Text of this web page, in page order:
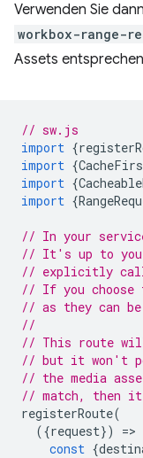
Verwenden Sie
workbox-range-
Assets
// sw.js
import {
import {
import {
import {
// In your
// It's up to you
// explicitly call
// If you choose
// as they can
//
// This route
// but it won't
// the media
// match, then
registerRoute(
({request}) =>
const {